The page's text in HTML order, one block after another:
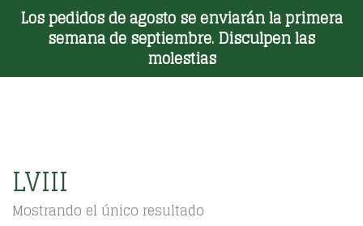
Los pedidos de agosto se enviarán la primera
semana de septiembre. Disculpen las
molestias
Toggle Menu
LVIII
Mostrando el único resultado